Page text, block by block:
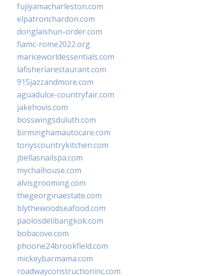
fujiyamacharleston.com
elpatronchardon.com
donglaishun-order.com
fiamc-rome2022.org
mariceworldessentials.com
lafisheriarestaurant.com
915jazzandmore.com
aguadulce-countryfair.com
jakehovis.com
bosswingsduluth.com
birminghamautocare.com
tonyscountrykitchen.com
jbellasnailspa.com
mychaihouse.com
alvisgrooming.com
thegeorginaestate.com
blythewoodseafood.com
paolosdelibangkok.com
bobacove.com
phoone24brookfield.com
mickeybarmama.com
roadwayconstructioninc.com